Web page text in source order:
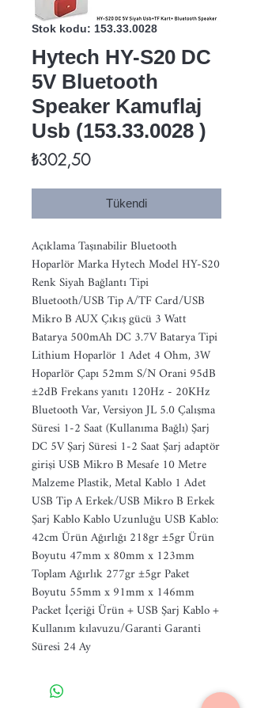
Stok kodu: 153.33.0028
Hytech HY-S20 DC
5V Bluetooth
Speaker Kamuflaj
Usb (153.33.0028 )
₺302,50Fiyat
Tükendi
Açıklama Taşınabilir Bluetooth
Hoparlör Marka Hytech Model HY-S20
Renk Siyah Bağlantı Tipi
Bluetooth/USB Tip A/TF Card/USB
Mikro B AUX Çıkış gücü 3 Watt
Batarya 500mAh DC 3.7V Batarya Tipi
Lithium Hoparlör 1 Adet 4 Ohm, 3W
Hoparlör Çapı 52mm S/N Orani 95dB
±2dB Frekans yanıtı 120Hz - 20KHz
Bluetooth Var, Versiyon JL 5.0 Çalışma
Süresi 1-2 Saat (Kullanıma Bağlı) Şarj
DC 5V Şarj Süresi 1-2 Saat Şarj adaptör
girişi USB Mikro B Mesafe 10 Metre
Malzeme Plastik, Metal Kablo 1 Adet
USB Tip A Erkek/USB Mikro B Erkek
Şarj Kablo Kablo Uzunluğu USB Kablo:
42cm Ürün Ağırlığı 218gr ±5gr Ürün
Boyutu 47mm x 80mm x 123mm
Toplam Ağırlık 277gr ±5gr Paket
Boyutu 55mm x 91mm x 146mm
Packet İçeriği Ürün + USB Şarj Kablo +
Kullanım kılavuzu/Garanti Garanti
Süresi 24 Ay